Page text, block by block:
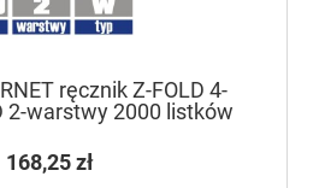
ręcznik Z-FOLD 4-
2-warstwy 2000 listków
168,25 zł